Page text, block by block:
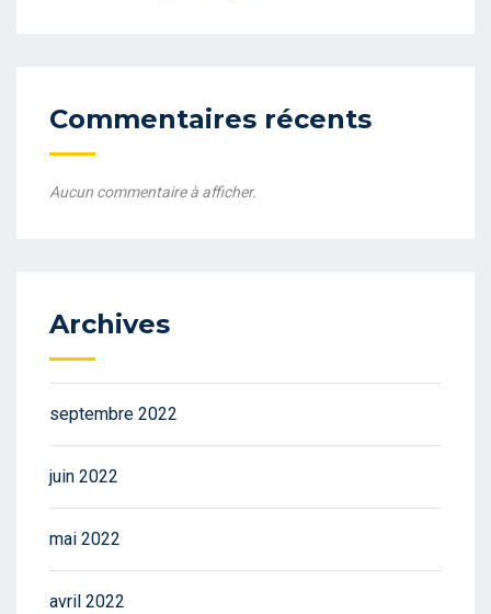
Commentaires récents
Aucun commentaire à afficher.
Archives
septembre 2022
juin 2022
mai 2022
avril 2022